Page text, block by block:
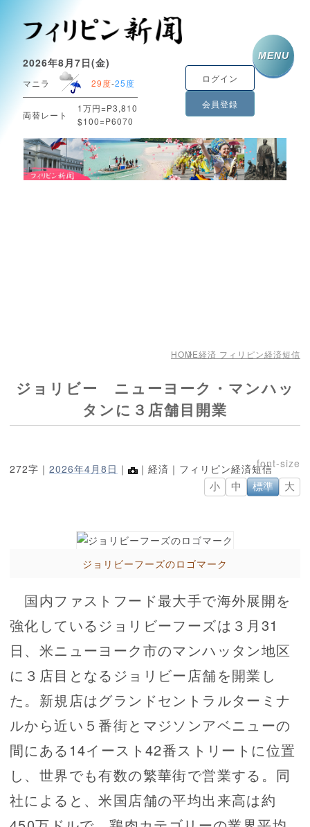
2026年8月7日(金)
マニラ 29度-25度
両替レート
1万円=P3,810
$100=P6070
ログイン
会員登録
MENU
HOME経済 フィリピン経済短信
ジョリビー ニューヨーク・マンハッ
タンに３店舗目開業
272字｜ 2026年4月8日 ｜ ｜経済｜フィリピン経済短信
小 中 標準 大
ジョリビーフーズのロゴマーク
国内ファストフード最大手で海外展開を
強化しているジョリビーフーズは３月31
日、米ニューヨーク市のマンハッタン地区
に３店目となるジョリビー店舗を開業し
た。新規店はグランドセントラルターミナ
ルから近い５番街とマジソンアベニューの
間にある14イースト42番ストリートに位置
し、世界でも有数の繁華街で営業する。同
社によると、米国店舗の平均出来高は約